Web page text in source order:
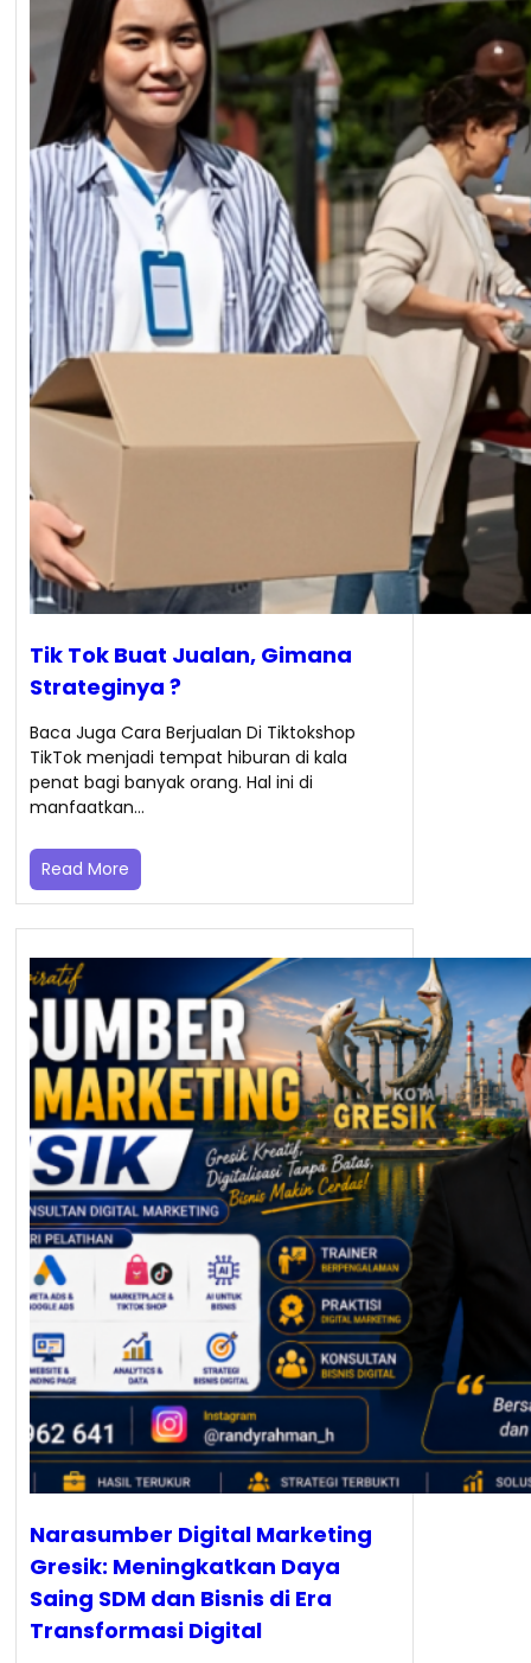
Tik Tok Buat Jualan, Gimana
Strateginya ?
Baca Juga Cara Berjualan Di Tiktokshop
TikTok menjadi tempat hiburan di kala
penat bagi banyak orang. Hal ini di
manfaatkan…
Read More
Narasumber Digital Marketing
Gresik: Meningkatkan Daya
Saing SDM dan Bisnis di Era
Transformasi Digital